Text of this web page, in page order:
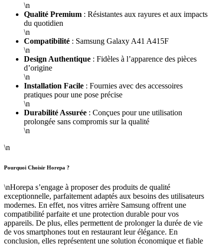
\n
Qualité Premium : Résistantes aux rayures et aux impacts
du quotidien
\n
Compatibilité : Samsung Galaxy A41 A415F
\n
Design Authentique : Fidèles à l’apparence des pièces
d’origine
\n
Installation Facile : Fournies avec des accessoires
pratiques pour une pose précise
\n
Durabilité Assurée : Conçues pour une utilisation
prolongée sans compromis sur la qualité
\n
\n
Pourquoi Choisir Horepa ?
\nHorepa s’engage à proposer des produits de qualité
exceptionnelle, parfaitement adaptés aux besoins des utilisateurs
modernes. En effet, nos vitres arrière Samsung offrent une
compatibilité parfaite et une protection durable pour vos
appareils. De plus, elles permettent de prolonger la durée de vie
de vos smartphones tout en restaurant leur élégance. En
conclusion, elles représentent une solution économique et fiable